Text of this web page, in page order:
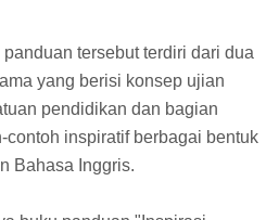
tersebut terdiri dari dua
yang berisi konsep ujian
pendidikan dan bagian
contoh inspiratif berbagai bentuk
Bahasa Inggris.